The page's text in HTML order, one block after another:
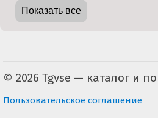
Показать все
Пользовательское соглашение